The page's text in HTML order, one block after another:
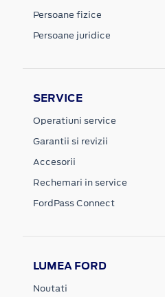
Persoane fizice
Persoane juridice
SERVICE
Operatiuni service
Garantii si revizii
Accesorii
Rechemari in service
FordPass Connect
LUMEA FORD
Noutati